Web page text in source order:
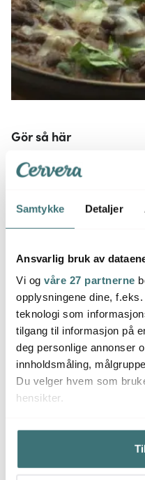
Samtykke Detaljer
Ansvarlig bruk av
Vi og våre 27 partnerne
opplysningene dine,
teknologi som
tilgang til informasjon på
deg personlige annonser
innholdsmåling,
Du velger hvem som
hensikter.
Hvis du gir oss lov, vil vi
Innhente informasjon
beliggenheten din,
Gör så här
Skölj bönorna. ( Om du
Lägg olja, senapsfrö,
lök, svamp och tomatillos
under lock i 5-7 min och
låt saften koka bort i 10-
tomatpasta och chipotle
Häll i tillsammans med
tim. tills bönorna blivit
Servera tillsammans med